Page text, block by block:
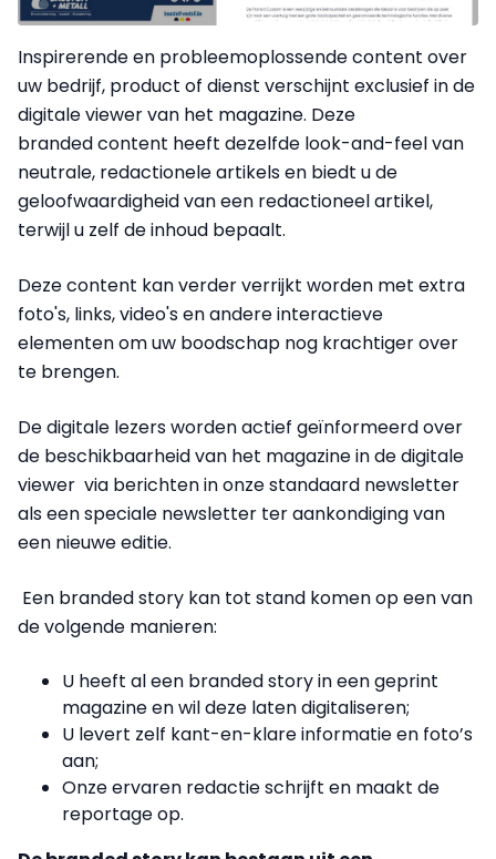
Inspirerende en probleemoplossende content over
uw bedrijf, product of dienst verschijnt exclusief in de
digitale viewer van het magazine. Deze
branded content heeft dezelfde look-and-feel van
neutrale, redactionele artikels en biedt u de
geloofwaardigheid van een redactioneel artikel,
terwijl u zelf de inhoud bepaalt.
Deze content kan verder verrijkt worden met extra
foto's, links, video's en andere interactieve
elementen om uw boodschap nog krachtiger over
te brengen.
De digitale lezers worden actief geïnformeerd over
de beschikbaarheid van het magazine in de digitale
viewer via berichten in onze standaard newsletter
als een speciale newsletter ter aankondiging van
een nieuwe editie.
Een branded story kan tot stand komen op een van
de volgende manieren:
U heeft al een branded story in een geprint
magazine en wil deze laten digitaliseren;
U levert zelf kant-en-klare informatie en foto’s
aan;
Onze ervaren redactie schrijft en maakt de
reportage op.